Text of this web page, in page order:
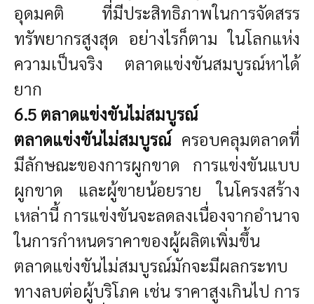
อุดมคติ ที่มีประสิทธิภาพในการจัดสรร
ทรัพยากรสูงสุด อย่างไรก็ตาม ในโลกแห่ง
ความเป็นจริง ตลาดแข่งขันสมบูรณ์หาได้
ยาก
6.5 ตลาดแข่งขันไม่สมบูรณ์
ตลาดแข่งขันไม่สมบูรณ์ ครอบคลุมตลาดที่
มีลักษณะของการผูกขาด การแข่งขันแบบ
ผูกขาด และผู้ขายน้อยราย ในโครงสร้าง
เหล่านี้ การแข่งขันจะลดลงเนื่องจากอำนาจ
ในการกำหนดราคาของผู้ผลิตเพิ่มขึ้น
ตลาดแข่งขันไม่สมบูรณ์มักจะมีผลกระทบ
ทางลบต่อผู้บริโภค เช่น ราคาสูงเกินไป การ